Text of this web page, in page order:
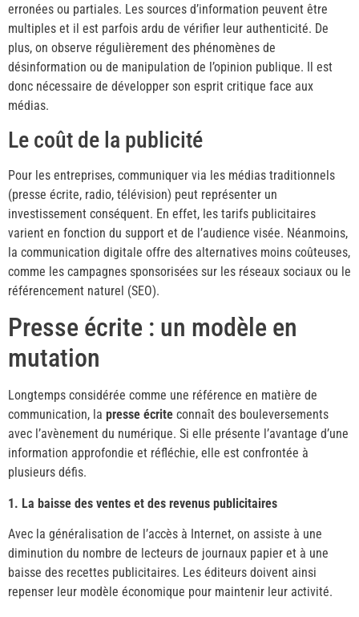
erronées ou partiales. Les sources d’information peuvent être
multiples et il est parfois ardu de vérifier leur authenticité. De
plus, on observe régulièrement des phénomènes de
désinformation ou de manipulation de l’opinion publique. Il est
donc nécessaire de développer son esprit critique face aux
médias.
Le coût de la publicité
Pour les entreprises, communiquer via les médias traditionnels
(presse écrite, radio, télévision) peut représenter un
investissement conséquent. En effet, les tarifs publicitaires
varient en fonction du support et de l’audience visée. Néanmoins,
la communication digitale offre des alternatives moins coûteuses,
comme les campagnes sponsorisées sur les réseaux sociaux ou le
référencement naturel (SEO).
Presse écrite : un modèle en
mutation
Longtemps considérée comme une référence en matière de
communication, la presse écrite connaît des bouleversements
avec l’avènement du numérique. Si elle présente l’avantage d’une
information approfondie et réfléchie, elle est confrontée à
plusieurs défis.
1. La baisse des ventes et des revenus publicitaires
Avec la généralisation de l’accès à Internet, on assiste à une
diminution du nombre de lecteurs de journaux papier et à une
baisse des recettes publicitaires. Les éditeurs doivent ainsi
repenser leur modèle économique pour maintenir leur activité.